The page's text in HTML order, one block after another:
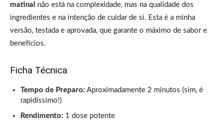
matinal
não está na complexidade, mas na qualidade dos
ingredientes e na intenção de cuidar de si. Esta é a minha
versão, testada e aprovada, que garante o máximo de sabor e
benefícios.
Ficha Técnica
Tempo de Preparo: Aproximadamente 2 minutos (sim, é
rapidíssimo!)
Rendimento: 1 dose potente